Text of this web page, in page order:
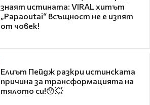
знаят истината: VIRAL хитът
„Papaoutai“ всъщност не е изпят
от човек!
Елиът Пейдж разкри истинската
причина за трансформацията на
тялото си!😯💥